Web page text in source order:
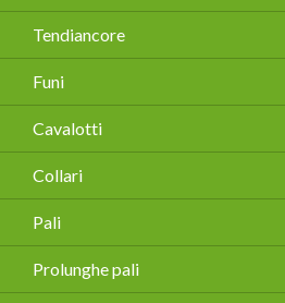
navigazione
Tendiancore
Funi
Cavalotti
Collari
Pali
Prolunghe pali